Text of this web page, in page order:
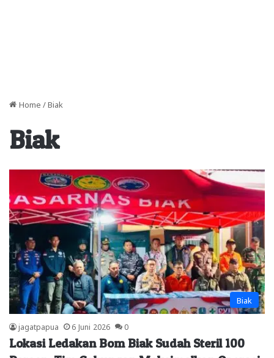
Home / Biak
Biak
Biak
jagatpapua 6 Juni 2026 0
Lokasi Ledakan Bom Biak Sudah Steril 100